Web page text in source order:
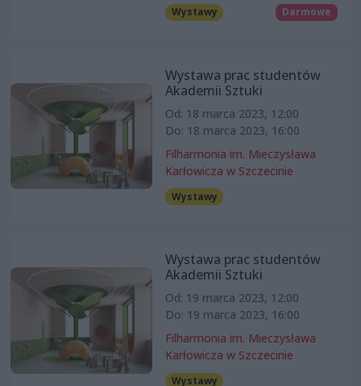
Wystawy Darmowe
Wystawa prac studentów
Akademii Sztuki
Od: 18 marca 2023, 12:00
Do: 18 marca 2023, 16:00
Filharmonia im. Mieczysława
Karłowicza w Szczecinie
Wystawy
Wystawa prac studentów
Akademii Sztuki
Od: 19 marca 2023, 12:00
Do: 19 marca 2023, 16:00
Filharmonia im. Mieczysława
Karłowicza w Szczecinie
Wystawy